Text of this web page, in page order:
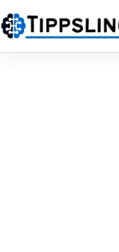
Inhalt
springen